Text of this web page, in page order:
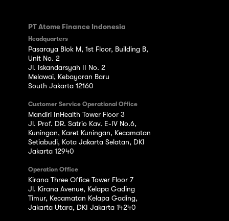
PT Atome Finance Indonesia
Headquarters
Pasaraya Blok M, 1st Floor, Building B,
Unit No. 2
Jl. Iskandarsyah II No. 2
Melawai, Kebayoran Baru
South Jakarta 12160
Customer Service Operational Office
Mandiri InHealth Tower Floor 3
Jl. Prof. DR. Satrio Kav. E-IV No.6,
Kuningan, Karet Kuningan, Kecamatan
Setiabudi, Kota Jakarta Selatan, DKI
Jakarta 12940
Operation Office
Kirana Three Office Tower Floor 7
Jl. Kirana Avenue, Kelapa Gading
Timur, Kecamatan Kelapa Gading,
Jakarta Utara, DKI Jakarta 14240